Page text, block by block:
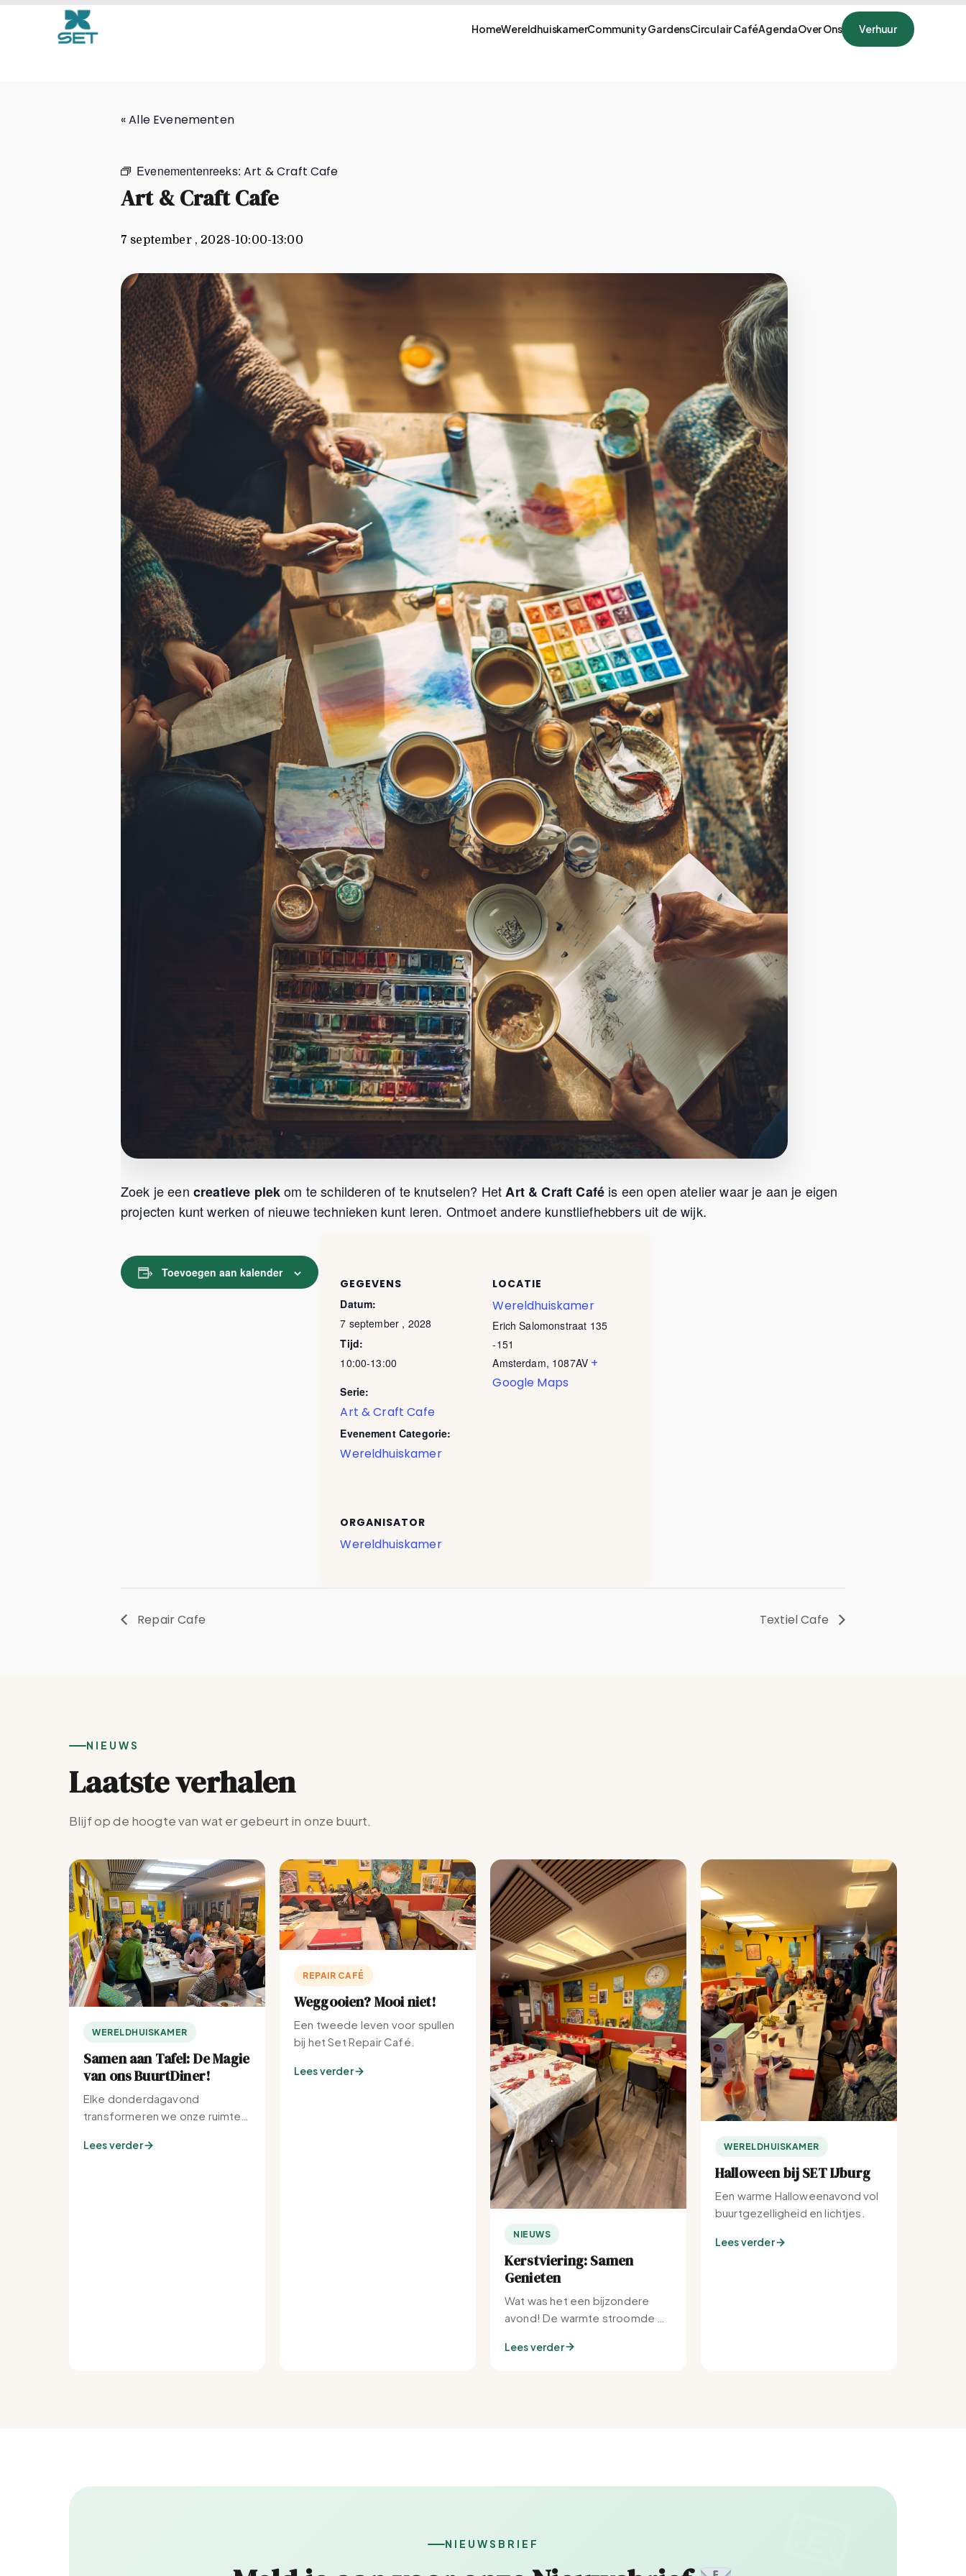
HomeWereldhuiskamerCommunity GardensCirculair CaféAgendaOver Ons Verhuur
Art & Craft Cafe
« Alle Evenementen
Evenementenreeks:Art & Craft Cafe
Art & Craft Cafe
7 september , 2028-10:00-13:00
Zoek je een creatieve plekom te schilderen of te knutselen? Het Art & Craft Caféis een open atelier waar je aan je eigen
projecten kunt werken of nieuwe technieken kunt leren. Ontmoet andere kunstliefhebbers uit de wijk.
Toevoegen aan kalender
GEGEVENS
Datum:
7 september , 2028
Tijd:
10:00-13:00
Serie:
Art & Craft Cafe
Evenement Categorie:
Wereldhuiskamer
LOCATIE
Wereldhuiskamer
Erich Salomonstraat 135
-151
Amsterdam, 1087AV +
Google Maps
ORGANISATOR
Wereldhuiskamer
Repair Cafe Textiel Cafe
NIEUWS
Laatste verhalen
Blijf op de hoogte van wat er gebeurt in onze buurt.
WERELDHUISKAMER
Samen aan Tafel: De Magie
van ons BuurtDiner!
Elke donderdagavond
transformeren we onze ruimte
buurt.
Lees verder
REPAIR CAFÉ
Weggooien? Mooi niet!
Een tweede leven voor spullen
bij het Set Repair Café.
Lees verder
NIEUWS
Kerstviering: Samen
Genieten
Wat was het een bijzondere
avond! De warmte stroomde bij
Lees verder
WERELDHUISKAMER
Halloween bij SET IJburg
Een warme Halloweenavond vol
buurtgezelligheid en lichtjes.
Lees verder
NIEUWSBRIEF